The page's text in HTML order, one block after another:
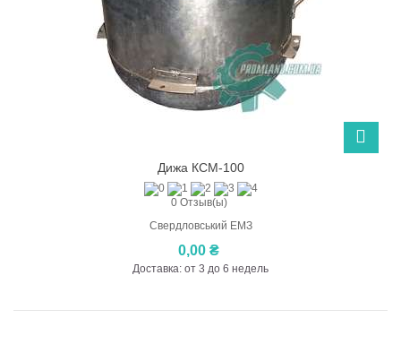
Дижа КСМ-100
0 Отзыв(ы)
Свердловський ЕМЗ
0,00 ₴
Доставка: от 3 до 6 недель